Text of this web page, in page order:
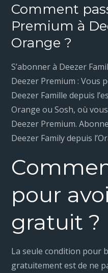
Comment
Premium à
Orange ?
S’abonner à Deezer
Deezer Premium : Vous
Deezer Famille depuis
Orange ou Sosh, où
Deezer Premium.
Deezer Family depuis
pour
gratuit ?
La seule condition pour
gratuitement est de ne